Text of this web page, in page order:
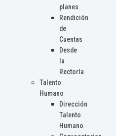
planes
Rendición
de
Cuentas
Desde
la
Rectoría
Talento
Humano
Dirección
Talento
Humano